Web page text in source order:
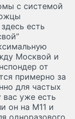
с системой
есть
Москвой и
от
примерно за
для частых
вас уже есть
он на М11 и
одноразового